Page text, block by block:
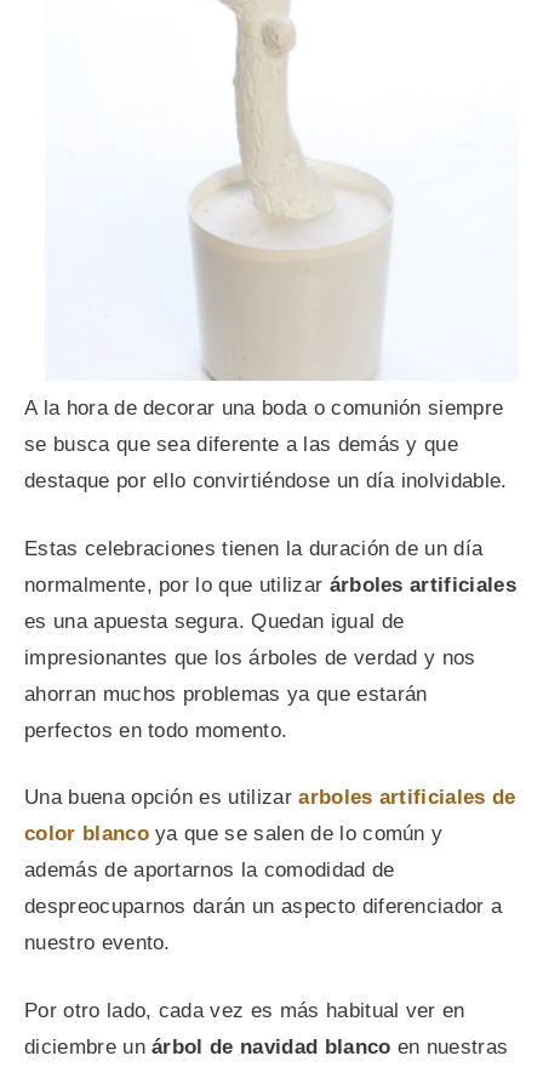
A la hora de decorar una boda o comunión siempre
se busca que sea diferente a las demás y que
destaque por ello convirtiéndose un día inolvidable.
Estas celebraciones tienen la duración de un día
normalmente, por lo que utilizar árboles artificiales
es una apuesta segura. Quedan igual de
impresionantes que los árboles de verdad y nos
ahorran muchos problemas ya que estarán
perfectos en todo momento.
Una buena opción es utilizararboles artificiales de
color blancoya que se salen de lo común y
además de aportarnos la comodidad de
despreocuparnos darán un aspecto diferenciador a
nuestro evento.
Por otro lado, cada vez es más habitual ver en
diciembre unárbol de navidad blanco en nuestras